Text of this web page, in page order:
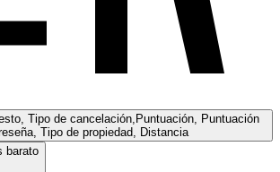
Tipo de cancelación,Puntuación, Puntuación
Tipo de propiedad, Distancia
barato